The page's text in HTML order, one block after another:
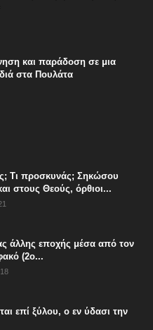
και παράδοση σε μια
στα Πουλάτα
Τι προσκυνάς; Σηκώσου
στους Θεούς, όρθιοι...
άλλης εποχής μέσα από τον
(2ο...
επί ξύλου, ο εν ύδασι την